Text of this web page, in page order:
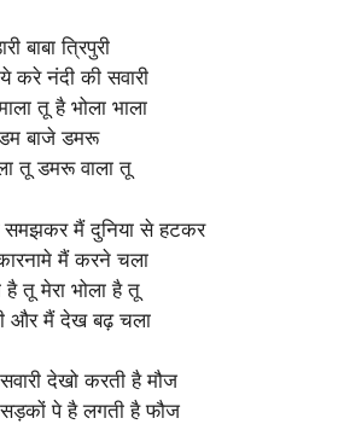
बाबा त्रिपुरी
करे नंदी की सवारी
तू है भोला भाला
बाजे डमरू
तू डमरू वाला तू
मैं दुनिया से हटकर
मैं करने चला
है तू मेरा भोला है तू
और मैं देख बढ़ चला
देखो करती है मौज
पे है लगती है फौज